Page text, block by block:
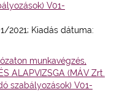
V01-
2021; Kiadás dátuma:
munkavégzés,
ALAPVIZSGA (MÁV Zrt.
szabályozások) V01-